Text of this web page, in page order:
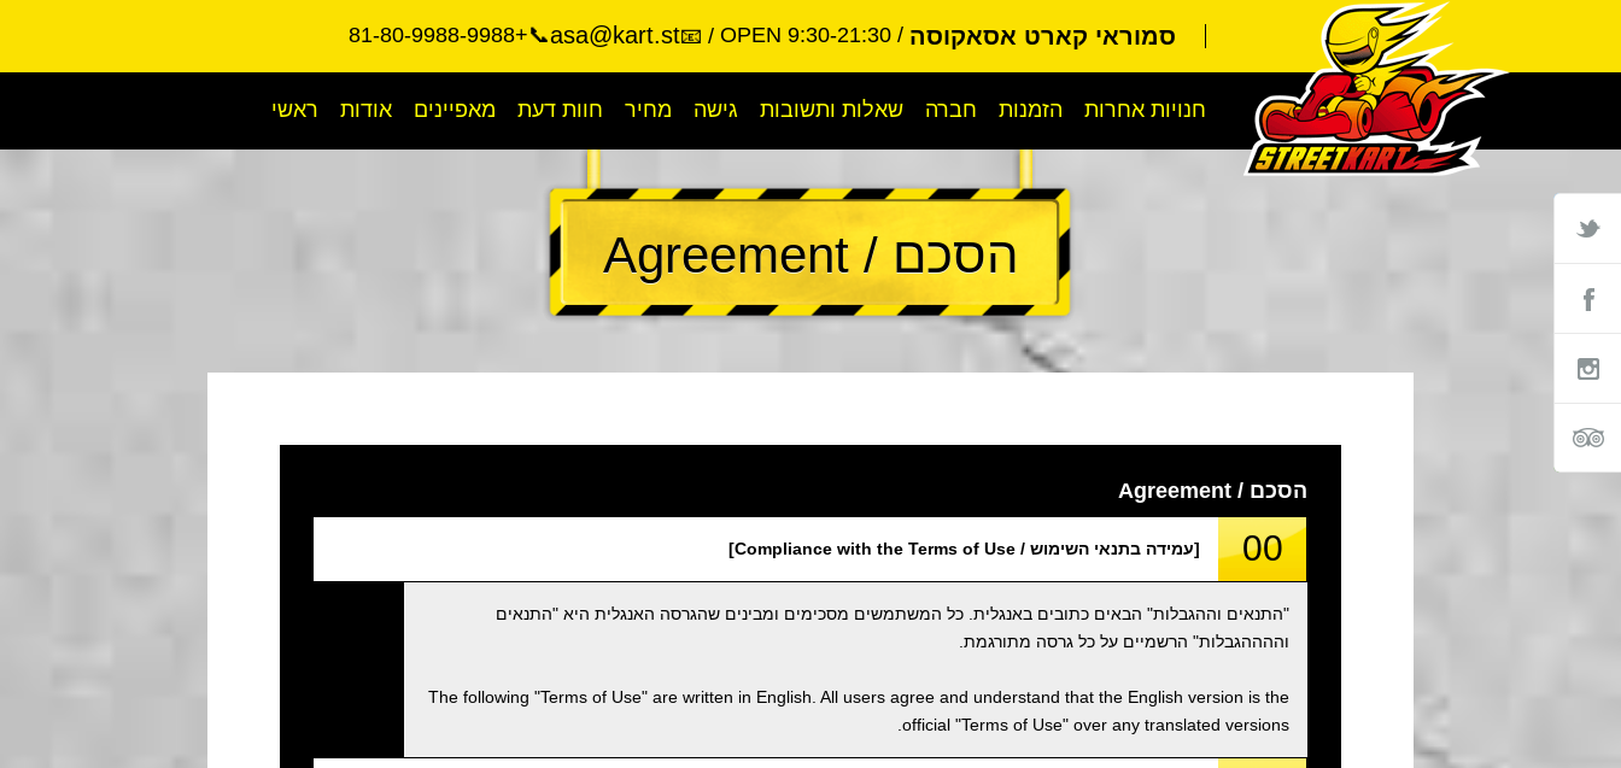
סמוראי קארט אסאקוסה 📞+81-80-9988-9988 📧
asa@kart.st OPEN 9:30-21:30
ראשי אודות מאפיינים חוות דעת מחיר גישה שאלות ותשובות חברה הזמנות חנויות אחרות
הסכם / Agreement
הסכם / Agreement
00 [עמידה בתנאי השימוש / Compliance with the Terms of Use]
"התנאים וההגבלות" הבאים כתובים באנגלית. כל המשתמשים מסכימים ומבינים שהגרסה האנגלית היא "התנאים
וההההגבלות" הרשמיים על כל גרסה מתורגמת.
The following "Terms of Use" are written in English. All users agree and understand that the English version is the
official "Terms of Use" over any translated versions.